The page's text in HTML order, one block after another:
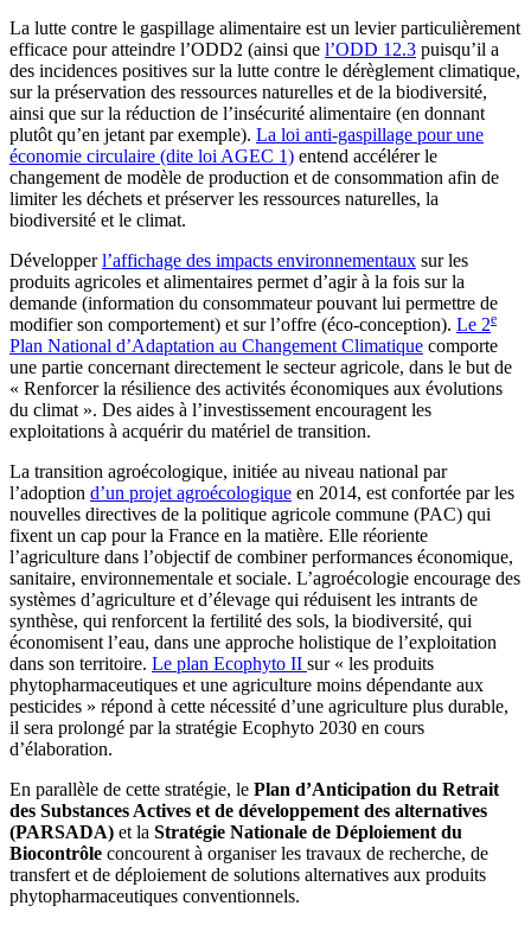
La lutte contre le gaspillage alimentaire est un levier particulièrement
efficace pour atteindre l’ODD2 (ainsi que l’ODD 12.3 puisqu’il a
des incidences positives sur la lutte contre le dérèglement climatique,
sur la préservation des ressources naturelles et de la biodiversité,
ainsi que sur la réduction de l’insécurité alimentaire (en donnant
plutôt qu’en jetant par exemple). La loi anti-gaspillage pour une
économie circulaire (dite loi AGEC 1) entend accélérer le
changement de modèle de production et de consommation afin de
limiter les déchets et préserver les ressources naturelles, la
biodiversité et le climat.
Développerl’affichage des impacts environnementaux sur les
produits agricoles et alimentaires permet d’agir à la fois sur la
demande (information du consommateur pouvant lui permettre de
modifier son comportement) et sur l’offre (éco-conception). Le 2e
Plan National d’Adaptation au Changement Climatique comporte
une partie concernant directement le secteur agricole, dans le but de
« Renforcer la résilience des activités économiques aux évolutions
du climat ». Des aides à l’investissement encouragent les
exploitations à acquérir du matériel de transition.
La transition agroécologique, initiée au niveau national par
l’adoption d’un projet agroécologique en 2014, est confortée par les
nouvelles directives de la politique agricole commune (PAC) qui
fixent un cap pour la France en la matière. Elle réoriente
l’agriculture dans l’objectif de combiner performances économique,
sanitaire, environnementale et sociale. L’agroécologie encourage des
systèmes d’agriculture et d’élevage qui réduisent les intrants de
synthèse, qui renforcent la fertilité des sols, la biodiversité, qui
économisent l’eau, dans une approche holistique de l’exploitation
dans son territoire. Le plan Ecophyto II sur « les produits
phytopharmaceutiques et une agriculture moins dépendante aux
pesticides » répond à cette nécessité d’une agriculture plus durable,
il sera prolongé par la stratégie Ecophyto 2030 en cours
d’élaboration.
En parallèle de cette stratégie, le Plan d’Anticipation du Retrait
des Substances Actives et de développement des alternatives
(PARSADA) et la Stratégie Nationale de Déploiement du
Biocontrôle concourent à organiser les travaux de recherche, de
transfert et de déploiement de solutions alternatives aux produits
phytopharmaceutiques conventionnels.